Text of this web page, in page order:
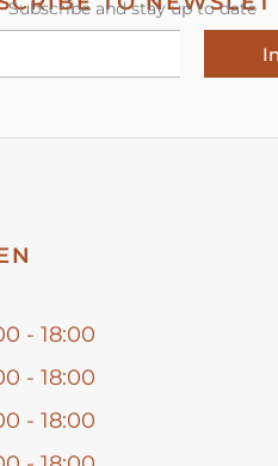
Subscribe and stay up to date
- 18:00
- 18:00
- 18:00